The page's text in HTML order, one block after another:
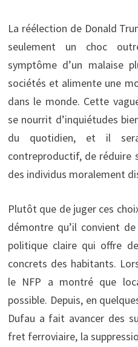
La réélection de Donald
seulement un choc
symptôme d’un malaise
sociétés et alimente une
dans le monde. Cette
se nourrit d’inquiétudes
du quotidien, et il
contreproductif, de réduire
des individus moralement
Plutôt que de juger ces
démontre qu’il convient
politique claire qui offre
concrets des habitants.
le NFP a montré que
possible. Depuis, en
Dufau a fait avancer des
fret ferroviaire, la